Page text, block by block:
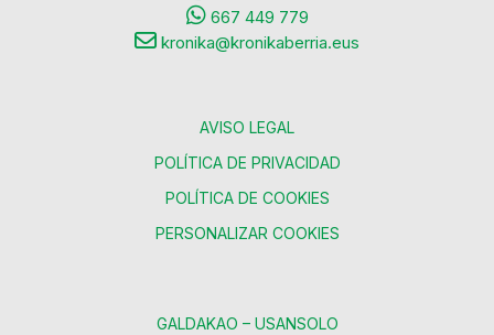
667 449 779
kronika@kronikaberria.eus
AVISO LEGAL
POLÍTICA DE PRIVACIDAD
POLÍTICA DE COOKIES
PERSONALIZAR COOKIES
GALDAKAO – USANSOLO